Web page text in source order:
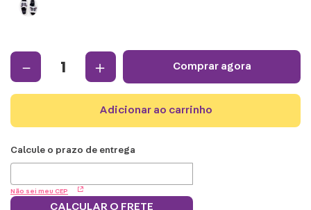
＋
－ comprar agora
adicionar ao carrinho
Não sei meu CEP
CALCULAR O FRETE